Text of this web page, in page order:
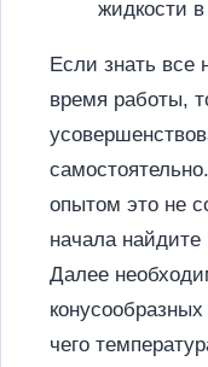
жидкости
Если знать все
время работы,
опытом это не
начала найдите
Далее
чего